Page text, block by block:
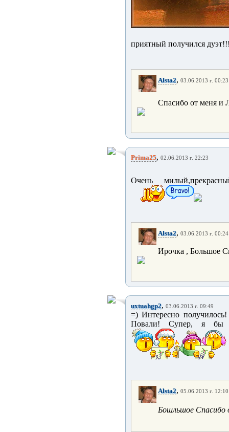
приятный получился
Alsta2, 03.06.2013 г. 00:23
Спасибо от меня
Prima25, 02.06.2013 г. 22:23
Очень
Alsta2, 03.06.2013 г. 00:24
Ирочка , Большое
uxtuahgp2, 03.06.2013 г. 09:49
=) Интересно
Повали! Супер, я бы
Alsta2, 05.06.2013 г. 12:10
Бошльшое Спасибо